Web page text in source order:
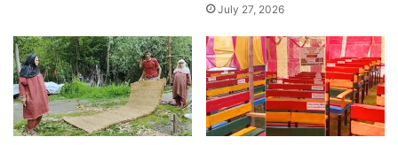
Tags National News
July 27, 2026